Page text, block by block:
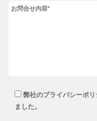
弊社のプライバシーポ
ました。